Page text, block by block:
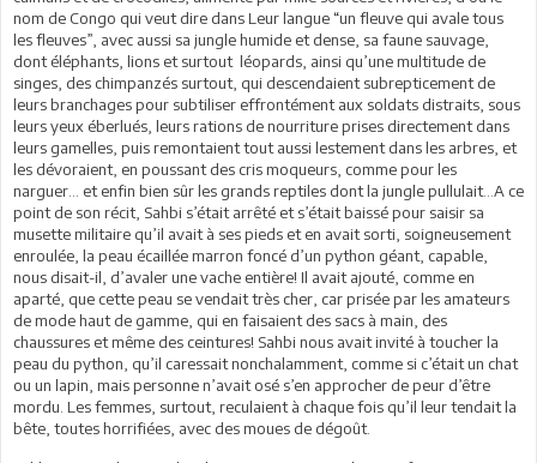
nom de Congo qui veut dire dans Leur langue “un fleuve qui avale tous
les fleuves”, avec aussi sa jungle humide et dense, sa faune sauvage,
dont éléphants, lions et surtout léopards, ainsi qu’une multitude de
singes, des chimpanzés surtout, qui descendaient subrepticement de
leurs branchages pour subtiliser effrontément aux soldats distraits, sous
leurs yeux éberlués, leurs rations de nourriture prises directement dans
leurs gamelles, puis remontaient tout aussi lestement dans les arbres, et
les dévoraient, en poussant des cris moqueurs, comme pour les
narguer… et enfin bien sûr les grands reptiles dont la jungle pullulait…A ce
point de son récit, Sahbi s’était arrêté et s’était baissé pour saisir sa
musette militaire qu’il avait à ses pieds et en avait sorti, soigneusement
enroulée, la peau écaillée marron foncé d’un python géant, capable,
nous disait-il, d’avaler une vache entière! Il avait ajouté, comme en
aparté, que cette peau se vendait très cher, car prisée par les amateurs
de mode haut de gamme, qui en faisaient des sacs à main, des
chaussures et même des ceintures! Sahbi nous avait invité à toucher la
peau du python, qu’il caressait nonchalamment, comme si c’était un chat
ou un lapin, mais personne n’avait osé s’en approcher de peur d’être
mordu. Les femmes, surtout, reculaient à chaque fois qu’il leur tendait la
bête, toutes horrifiées, avec des moues de dégoût.